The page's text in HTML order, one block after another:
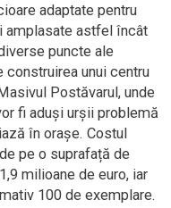
adaptate pentru
amplasate astfel încât
puncte ale
unui centru
Postăvarul, unde
fi aduși urșii problemă
în orașe. Costul
pe o suprafață de
milioane de euro, iar
100 de exemplare.